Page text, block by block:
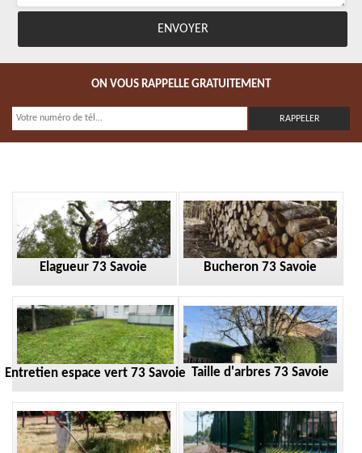
ON VOUS RAPPELLE GRATUITEMENT
Elagueur 73 Savoie Bucheron 73 Savoie
Entretien espace vert 73 Savoie Taille d'arbres 73 Savoie